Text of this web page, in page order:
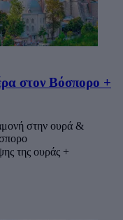
στον Βόσπορο +
στην ουρά &
της ουράς +